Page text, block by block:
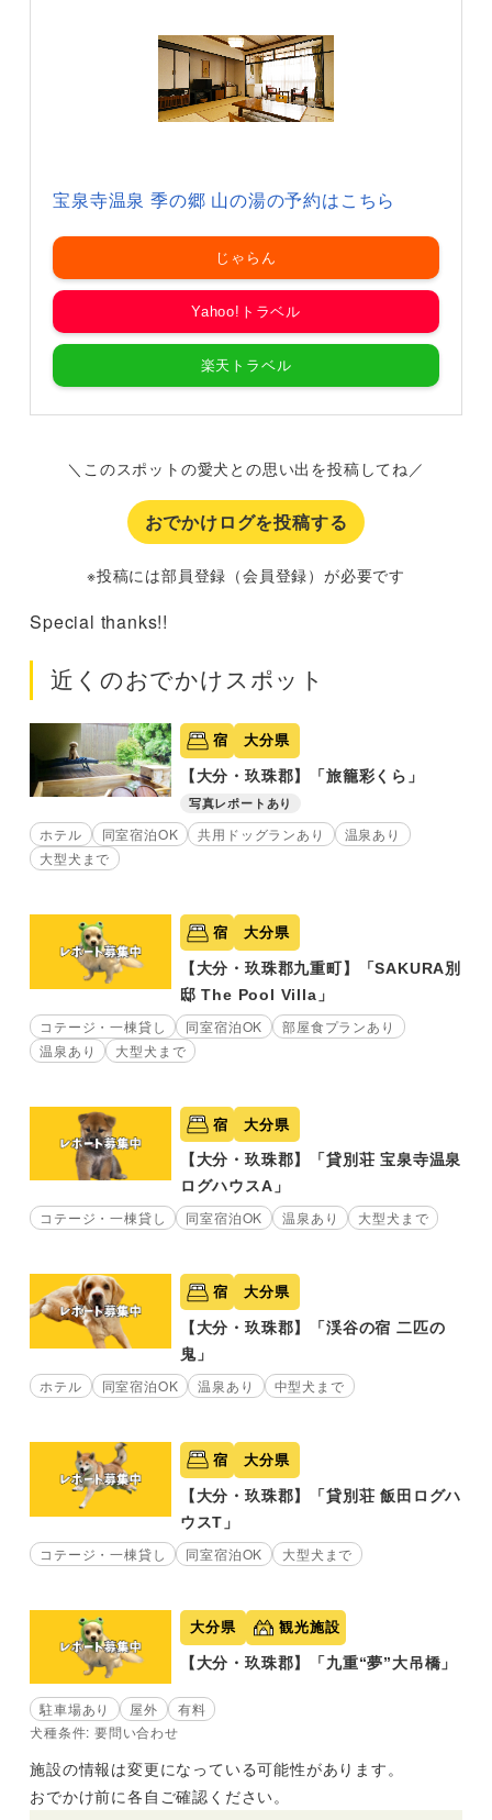
宝泉寺温泉 季の郷 山の湯の予約はこちら
じゃらん
Yahoo!トラベル
楽天トラベル
＼このスポットの愛犬との思い出を投稿してね／
おでかけログを投稿する
※投稿には部員登録（会員登録）が必要です
Special thanks!!
近くのおでかけスポット
宿 大分県
【大分・玖珠郡】「旅籠彩くら」
写真レポートあり
ホテル 同室宿泊OK 共用ドッグランあり
温泉あり
大型犬まで
宿 大分県
【大分・玖珠郡九重町】「SAKURA別
邸 The Pool Villa」
コテージ・一棟貸し 同室宿泊OK
部屋食プランあり
温泉あり
大型犬まで
宿 大分県
【大分・玖珠郡】「貸別荘 宝泉寺温泉
ログハウスA」
コテージ・一棟貸し 同室宿泊OK 温泉あり 大型犬まで
宿 大分県
【大分・玖珠郡】「渓谷の宿 二匹の
鬼」
ホテル 同室宿泊OK 温泉あり 中型犬まで
宿 大分県
【大分・玖珠郡】「貸別荘 飯田ログハ
ウスT」
コテージ・一棟貸し 同室宿泊OK 大型犬まで
大分県 観光施設
【大分・玖珠郡】「九重“夢”大吊橋」
駐車場あり 屋外
有料
犬種条件: 要問い合わせ
施設の情報は変更になっている可能性があります。
おでかけ前に各自ご確認ください。